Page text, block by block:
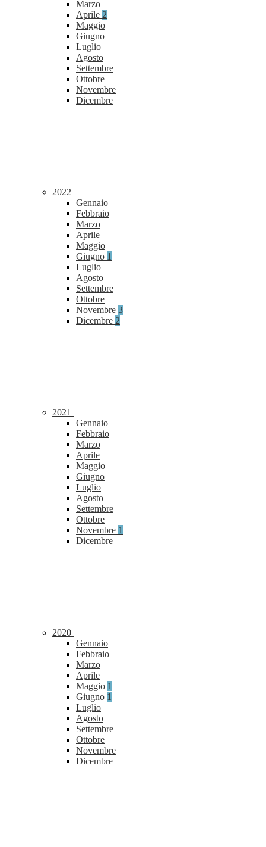
Marzo
Aprile 2
Maggio
Giugno
Luglio
Agosto
Settembre
Ottobre
Novembre
Dicembre
2022
Gennaio
Febbraio
Marzo
Aprile
Maggio
Giugno 1
Luglio
Agosto
Settembre
Ottobre
Novembre 3
Dicembre 2
2021
Gennaio
Febbraio
Marzo
Aprile
Maggio
Giugno
Luglio
Agosto
Settembre
Ottobre
Novembre 1
Dicembre
2020
Gennaio
Febbraio
Marzo
Aprile
Maggio 1
Giugno 1
Luglio
Agosto
Settembre
Ottobre
Novembre
Dicembre